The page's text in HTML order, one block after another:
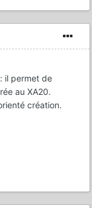
il permet de
au XA20.
création.